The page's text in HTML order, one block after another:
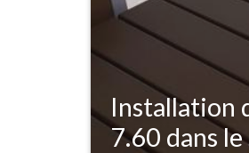
Installation
7.60 dans